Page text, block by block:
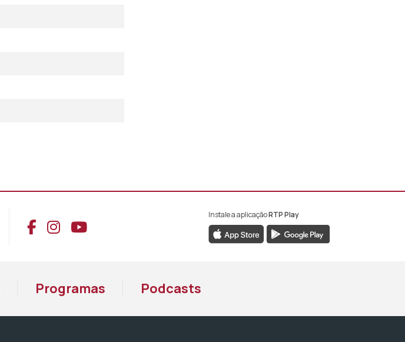
Aceder ao Facebook da RTP África
Aceder ao Instagram da RTP África
Aceder ao YouTube da RTP África
Instale a aplicaçãoRTP Play
Programas Podcasts